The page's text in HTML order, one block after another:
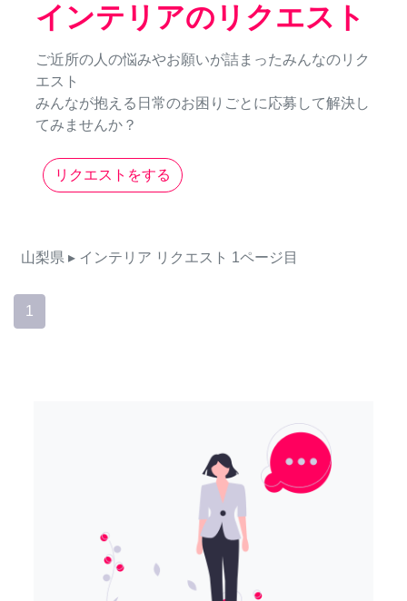
インテリアのリクエスト
ご近所の人の悩みやお願いが詰まったみんなのリク
エスト
みんなが抱える日常のお困りごとに応募して解決し
てみませんか？
リクエストをする
山梨県 ▸ インテリア リクエスト 1ページ目
1